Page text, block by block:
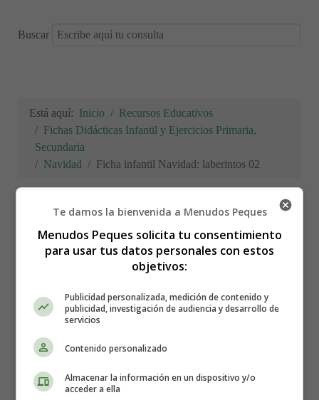
Buscar
Está aquí: Inicio
Recursos Educativos
Fichas Didácticas Infantil y Ejercicios Primaria,
Secundaria
Navidad
Ficha infantil Navidad: laberintos 02
Ficha infantil Navidad:
laberintos 02
Te damos la bienvenida a Menudos Peques
Menudos Peques solicita tu consentimiento
para usar tus datos personales con estos
objetivos:
Publicidad personalizada, medición de contenido y
publicidad, investigación de audiencia y desarrollo de
servicios
Contenido personalizado
Almacenar la información en un dispositivo y/o
acceder a ella